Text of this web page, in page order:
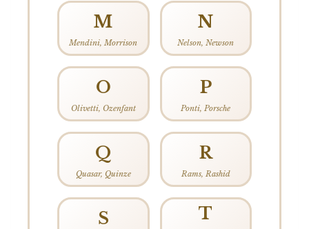
M
Mendini, Morrison
N
Nelson, Newson
O
Olivetti, Ozenfant
P
Ponti, Porsche
Q
Quasar, Quinze
R
Rams, Rashid
S T